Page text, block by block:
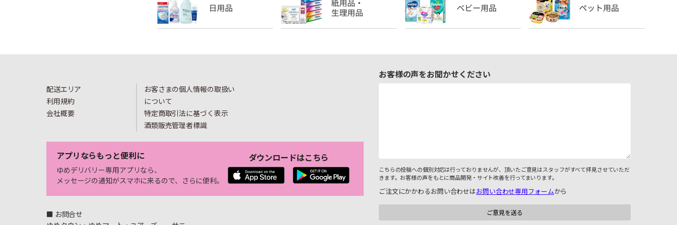
配送エリア
利用規約
会社概要
お客さまの個人情報の取扱い
について
特定商取引法に基づく表示
酒類販売管理者標識
アプリならもっと便利に
ゆめデリバリー専用アプリなら、
メッセージの通知がスマホに来るので、さらに便利。
ダウンロードはこちら
■ お問合せ
お客様の声をお聞かせください
こちらの投稿への個別対応は行っておりませんが、頂いたご意見はスタッフがすべて拝見させていただ
きます。お客様の声をもとに商品開発・サイト改善を行ってまいります。
ご注文にかかわるお問い合わせはお問い合わせ専用フォームから